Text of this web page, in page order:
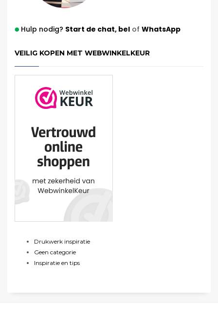
Hulp nodig? Start de chat,belof WhatsApp
VEILIG KOPEN MET WEBWINKELKEUR
Drukwerk inspiratie
Geen categorie
Inspiratie en tips